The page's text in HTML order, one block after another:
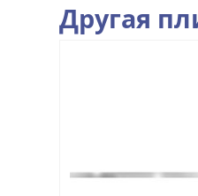
Другая